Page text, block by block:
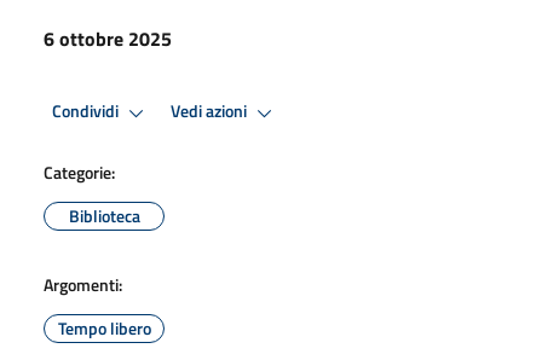
6 ottobre 2025
Condividi Vedi azioni
Categorie:
Biblioteca
Argomenti:
Tempo libero